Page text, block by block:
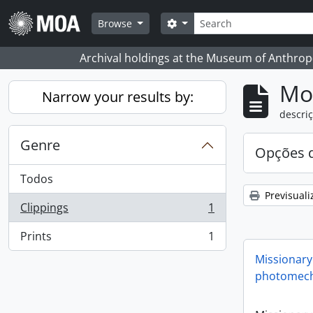
Skip to main content
Browse
Pesquisar
Search options
Archival holdings at the Museum of
Narrow your results by:
Genre
Todos
Clippings
, 1 resultados
1
Prints
, 1 resultados 1
Opções